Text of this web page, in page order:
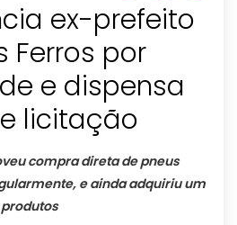
ex-prefeito
Ferros por
e dispensa
licitação
compra direta de pneus
e ainda adquiriu um